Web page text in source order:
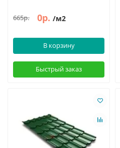
665р. 0р. /м2
В корзину
Быстрый заказ